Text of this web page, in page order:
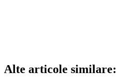
Alte articole similare: